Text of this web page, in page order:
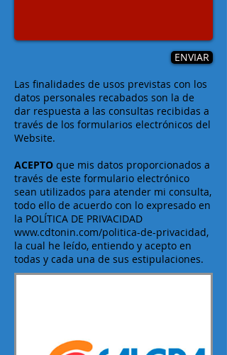
Las finalidades de usos previstas con los
datos personales recabados son la de
dar respuesta a las consultas recibidas a
través de los formularios electrónicos del
Website.
ACEPTO que mis datos proporcionados a
través de este formulario electrónico
sean utilizados para atender mi consulta,
todo ello de acuerdo con lo expresado en
la POLÍTICA DE PRIVACIDAD
www.cdtonin.com/politica-de-privacidad,
la cual he leído, entiendo y acepto en
todas y cada una de sus estipulaciones.
ENVIAR